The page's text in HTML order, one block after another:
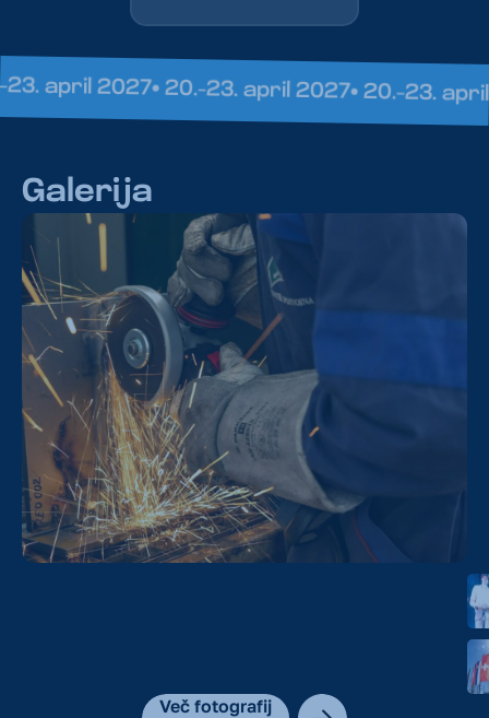
2027• 20.–23. april 2027• 20.–23. april 2027•
Galerija
Več fotografij